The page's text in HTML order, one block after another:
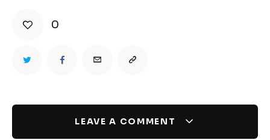
0
LEAVE A COMMENT